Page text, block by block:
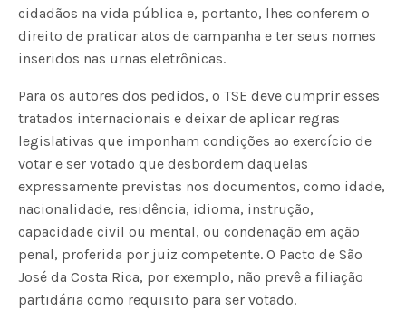
cidadãos na vida pública e, portanto, lhes conferem o
direito de praticar atos de campanha e ter seus nomes
inseridos nas urnas eletrônicas.
Para os autores dos pedidos, o TSE deve cumprir esses
tratados internacionais e deixar de aplicar regras
legislativas que imponham condições ao exercício de
votar e ser votado que desbordem daquelas
expressamente previstas nos documentos, como idade,
nacionalidade, residência, idioma, instrução,
capacidade civil ou mental, ou condenação em ação
penal, proferida por juiz competente. O Pacto de São
José da Costa Rica, por exemplo, não prevê a filiação
partidária como requisito para ser votado.